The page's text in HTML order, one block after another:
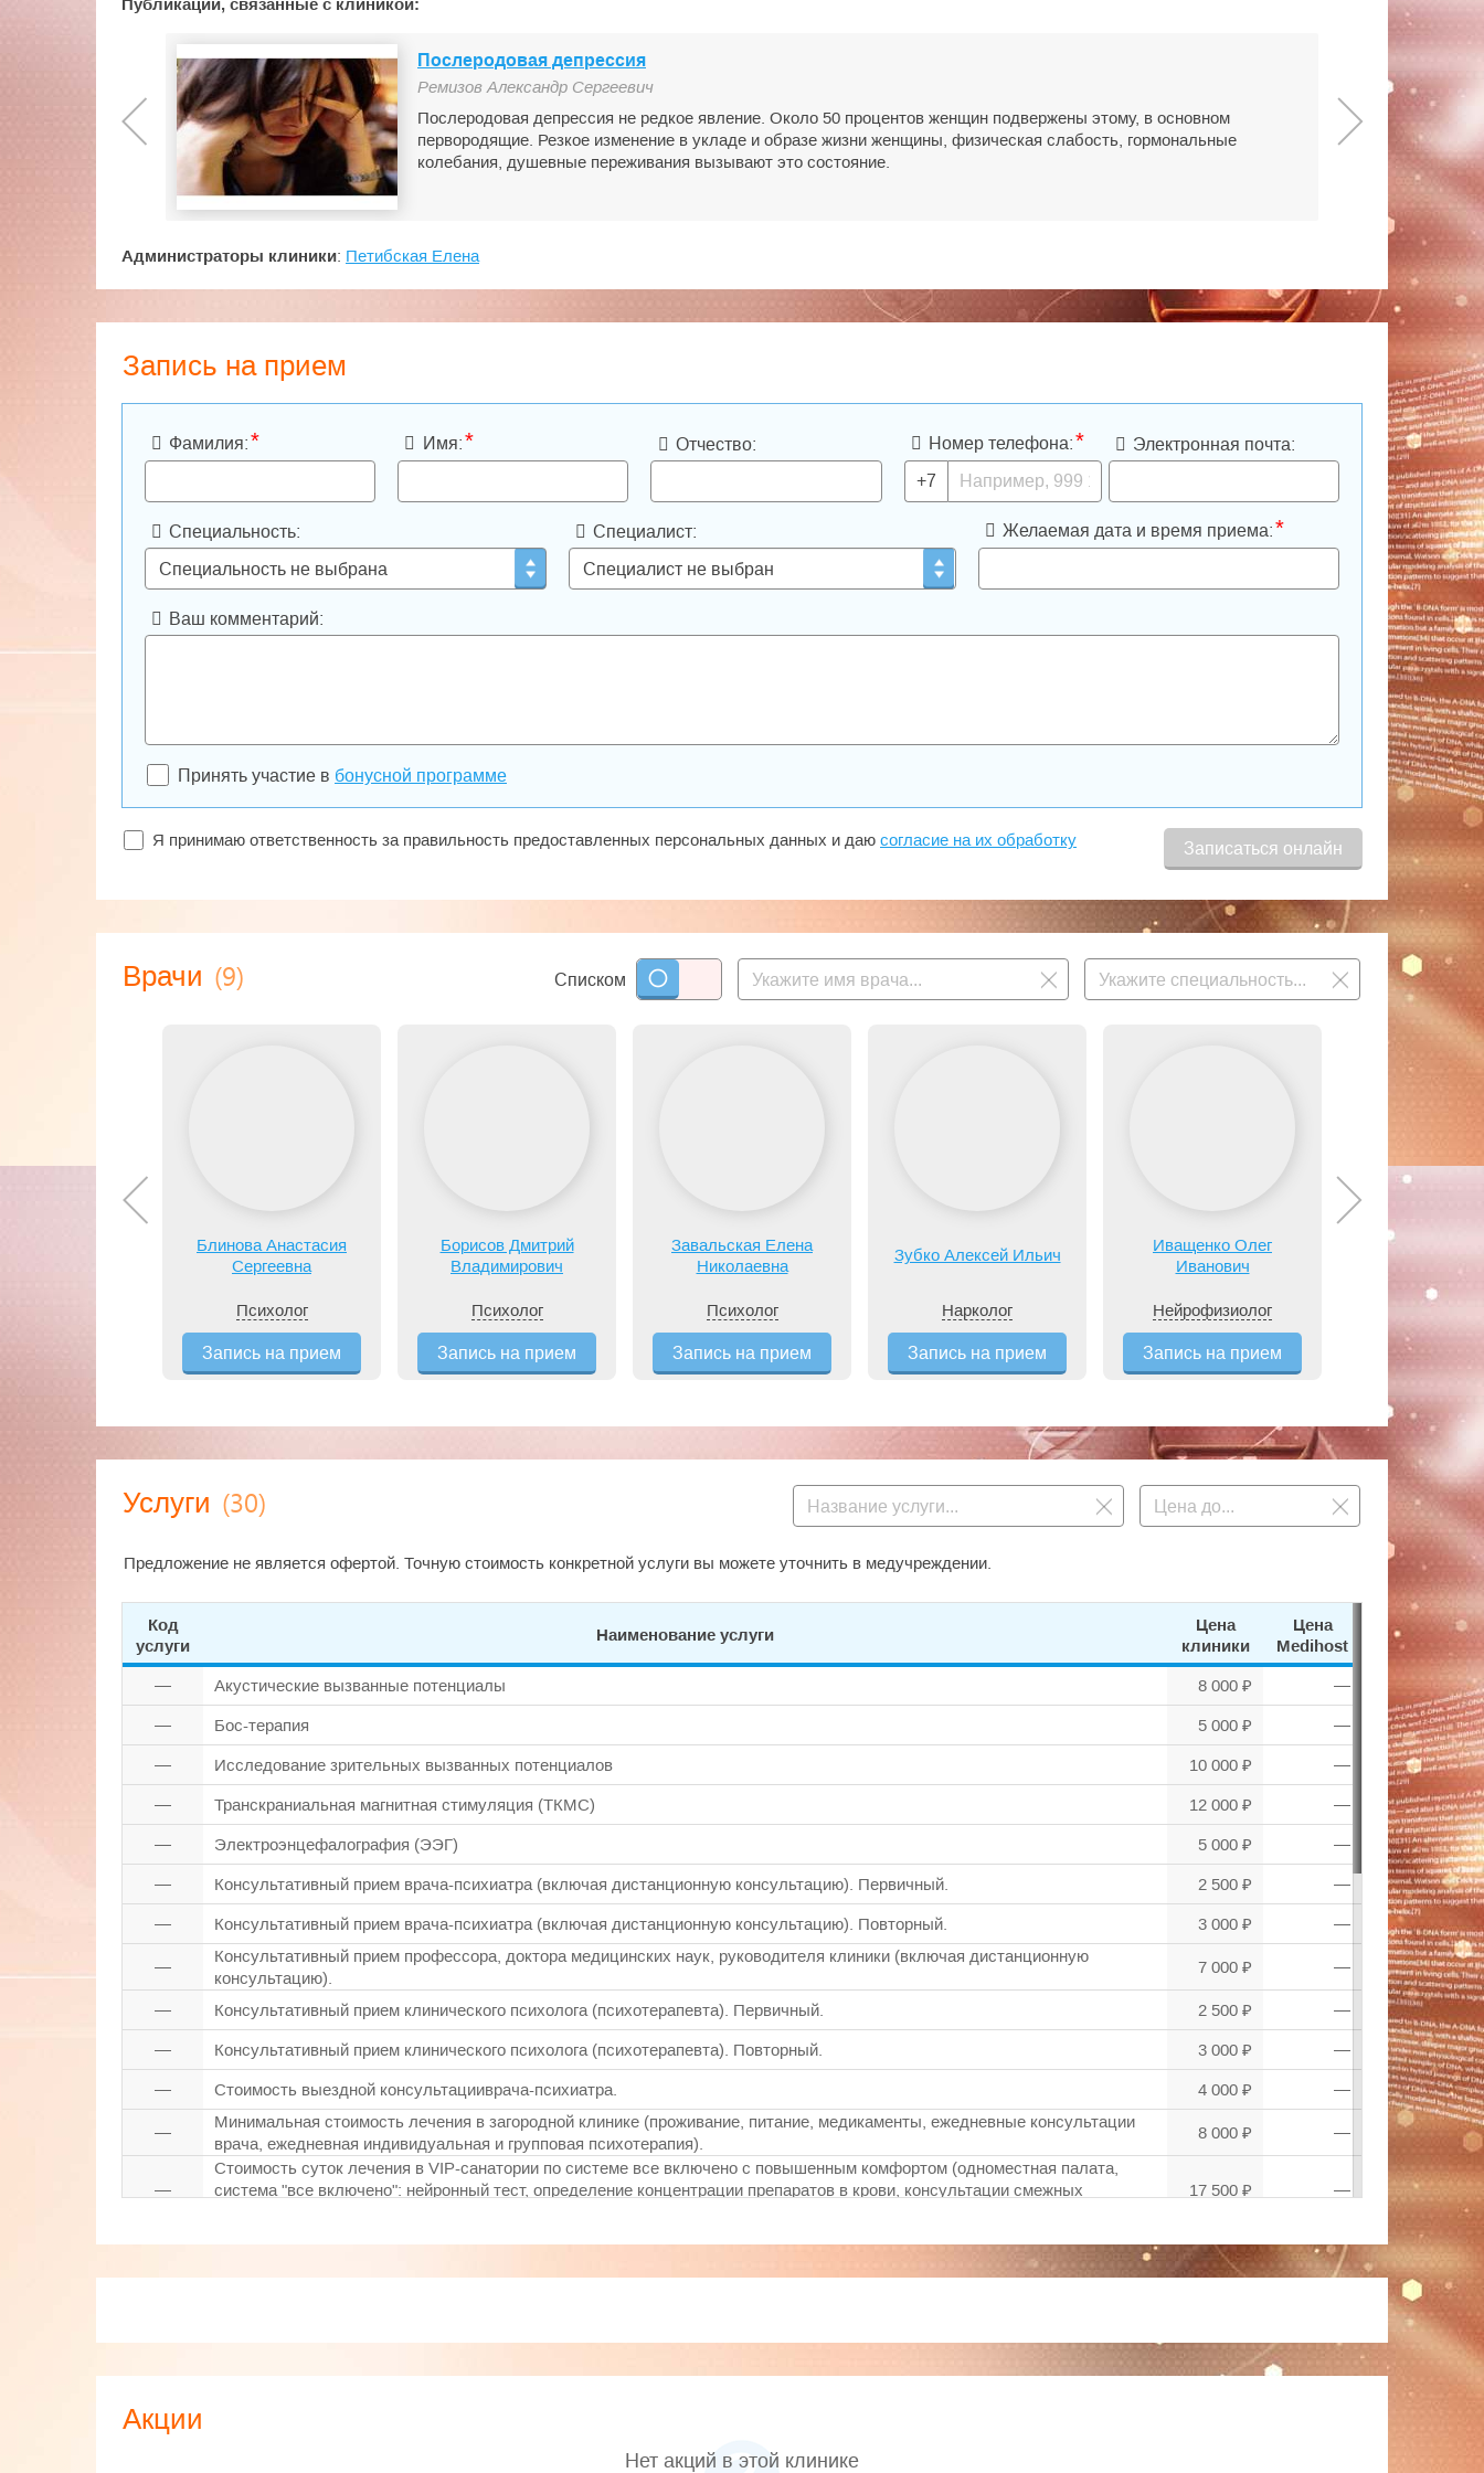
Публикации, связанные с клиникой:
Послеродовая депрессия
Ремизов Александр Сергеевич
Послеродовая депрессия не редкое явление. Около 50 процентов женщин подвержены этому, в основном
первородящие. Резкое изменение в укладе и образе жизни женщины, физическая слабость, гормональные
колебания, душевные переживания вызывают это состояние.
Администраторы клиники: Петибская Елена
Запись на прием
Фамилия:* Имя:* Отчество: Номер телефона:*
+7
Электронная почта:
Специальность: Специалист: Желаемая дата и время приема: *
Ваш комментарий:
Принять участие в бонусной программе
Я принимаю ответственность за правильность предоставленных персональных данных и даю согласие на их обработку
Врачи (9) Списком
Блинова Анастасия
Сергеевна
Психолог
Запись на прием
Борисов Дмитрий
Владимирович
Психолог
Запись на прием
Завальская Елена
Николаевна
Психолог
Запись на прием
Зубко Алексей Ильич
Нарколог
Запись на прием
Иващенко Олег
Иванович
Нейрофизиолог
Запись на прием
Иглакова
Запись на
Услуги (30)
Предложение не является офертой. Точную стоимость конкретной услуги вы можете уточнить в медучреждении.
Код
услуги
Наименование услуги
Цена
клиники
Цена
Medihost
— Акустические вызванные потенциалы 8 000 ₽ —
— Бос-терапия 5 000 ₽ —
— Исследование зрительных вызванных потенциалов 10 000 ₽ —
— Транскраниальная магнитная стимуляция (ТКМС) 12 000 ₽ —
— Электроэнцефалография (ЭЭГ) 5 000 ₽ —
— Консультативный прием врача-психиатра (включая дистанционную консультацию). Первичный. 2 500 ₽ —
— Консультативный прием врача-психиатра (включая дистанционную консультацию). Повторный. 3 000 ₽ —
—
Консультативный прием профессора, доктора медицинских наук, руководителя клиники (включая дистанционную
консультацию).
7 000 ₽ —
— Консультативный прием клинического психолога (психотерапевта). Первичный. 2 500 ₽ —
— Консультативный прием клинического психолога (психотерапевта). Повторный. 3 000 ₽ —
— Стоимость выездной консультацииврача-психиатра. 4 000 ₽ —
—
Минимальная стоимость лечения в загородной клинике (проживание, питание, медикаменты, ежедневные консультации
врача, ежедневная индивидуальная и групповая психотерапия).
8 000 ₽ —
—
Стоимость суток лечения в VIP-санатории по системе все включено с повышенным комфортом (одноместная палата,
система "все включено": нейронный тест, определение концентрации препаратов в крови, консультации смежных
17 500 ₽ —
— Электроэнцефалография. 2 500 ₽ —
— Когнитивные вызванные потенциалы (скорость и качество обработки информации из внешней среды). 4 000 ₽ —
3 000 ₽
Акции
Нет акций в этой клинике